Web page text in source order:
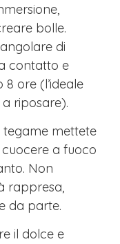
bolle.
di
contatto e
ore (l’ideale
riposare).
tegame mettete
a fuoco
Non
rappresa,
da parte.
il dolce e